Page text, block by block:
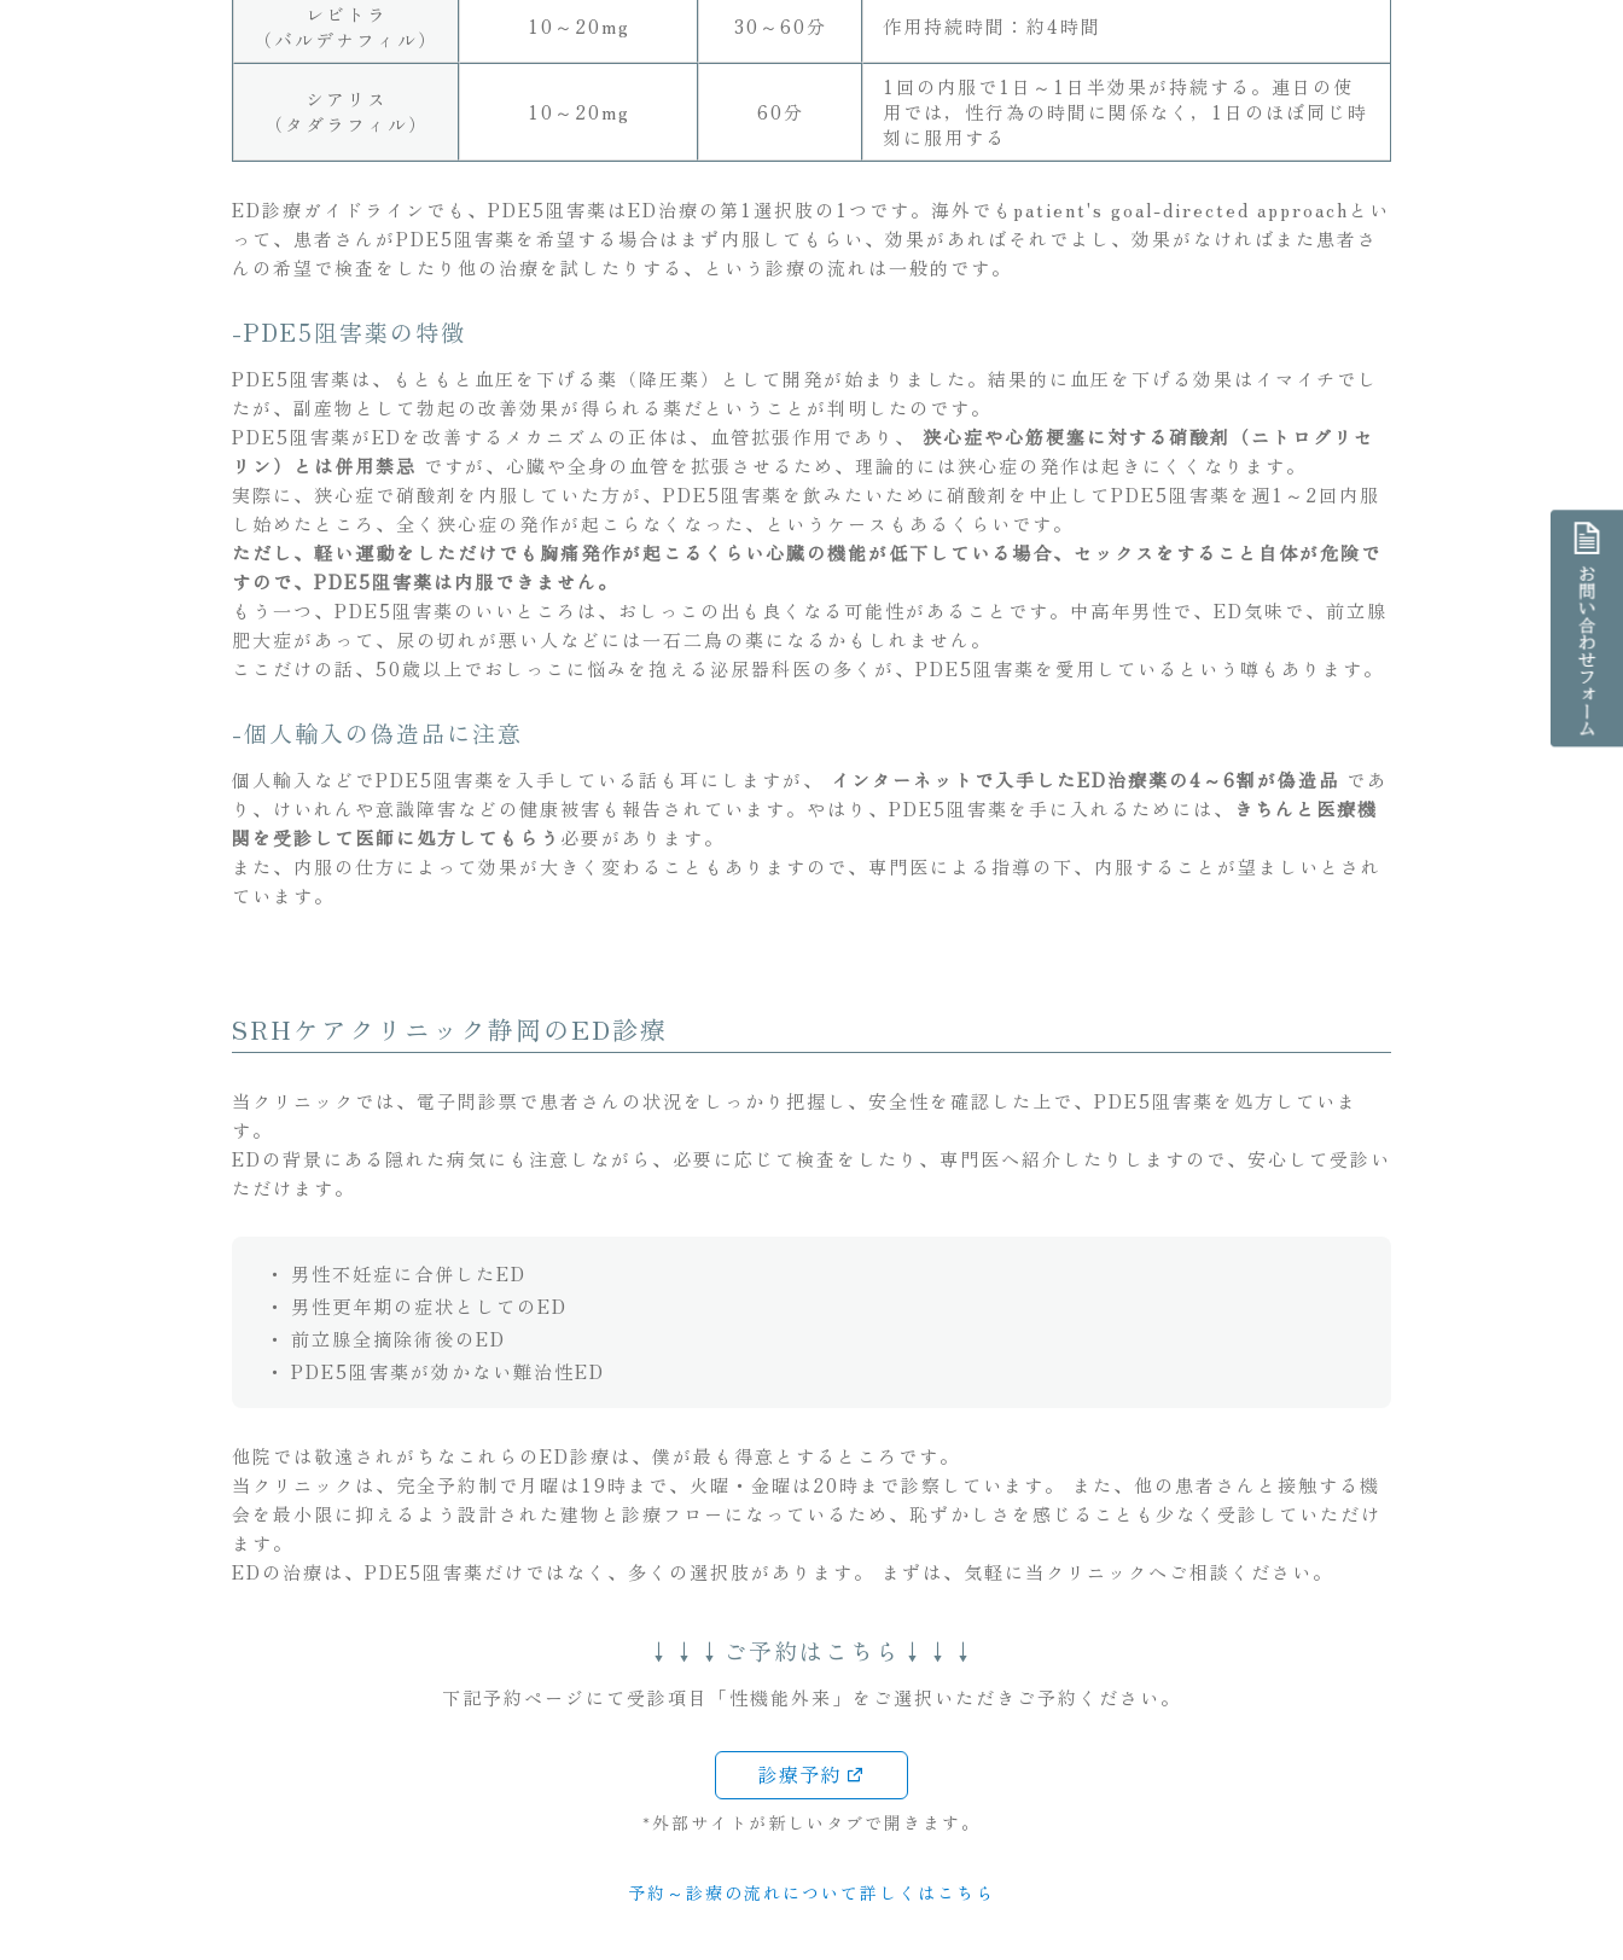
レビトラ
（バルデナフィル）
10～20mg 30～60分 作用持続時間：約4時間
シアリス
（タダラフィル）
10～20mg 60分
1回の内服で1日～1日半効果が持続する。連日の使
用では，性行為の時間に関係なく，1日のほぼ同じ時
刻に服用する
ED診療ガイドラインでも、PDE5阻害薬はED治療の第1選択肢の1つです。海外でもpatient's goal-directed approachとい
って、患者さんがPDE5阻害薬を希望する場合はまず内服してもらい、効果があればそれでよし、効果がなければまた患者さ
んの希望で検査をしたり他の治療を試したりする、という診療の流れは一般的です。
-PDE5阻害薬の特徴
PDE5阻害薬は、もともと血圧を下げる薬（降圧薬）として開発が始まりました。結果的に血圧を下げる効果はイマイチでし
たが、副産物として勃起の改善効果が得られる薬だということが判明したのです。
PDE5阻害薬がEDを改善するメカニズムの正体は、血管拡張作用であり、 狭心症や心筋梗塞に対する硝酸剤（ニトログリセ
リン）とは併用禁忌 ですが、心臓や全身の血管を拡張させるため、理論的には狭心症の発作は起きにくくなります。
実際に、狭心症で硝酸剤を内服していた方が、PDE5阻害薬を飲みたいために硝酸剤を中止してPDE5阻害薬を週1～2回内服
し始めたところ、全く狭心症の発作が起こらなくなった、というケースもあるくらいです。
ただし、軽い運動をしただけでも胸痛発作が起こるくらい心臓の機能が低下している場合、セックスをすること自体が危険で
すので、PDE5阻害薬は内服できません。
もう一つ、PDE5阻害薬のいいところは、おしっこの出も良くなる可能性があることです。中高年男性で、ED気味で、前立腺
肥大症があって、尿の切れが悪い人などには一石二鳥の薬になるかもしれません。
ここだけの話、50歳以上でおしっこに悩みを抱える泌尿器科医の多くが、PDE5阻害薬を愛用しているという噂もあります。
-個人輸入の偽造品に注意
個人輸入などでPDE5阻害薬を入手している話も耳にしますが、 インターネットで入手したED治療薬の4～6割が偽造品 であ
り、けいれんや意識障害などの健康被害も報告されています。やはり、PDE5阻害薬を手に入れるためには、
きちんと医療機
関を受診して医師に処方してもらう 必要があります。
また、内服の仕方によって効果が大きく変わることもありますので、専門医による指導の下、内服することが望ましいとされ
ています。
SRHケアクリニック静岡のED診療
当クリニックでは、電子問診票で患者さんの状況をしっかり把握し、安全性を確認した上で、PDE5阻害薬を処方していま
す。
EDの背景にある隠れた病気にも注意しながら、必要に応じて検査をしたり、専門医へ紹介したりしますので、安心して受診い
ただけます。
男性不妊症に合併したED
男性更年期の症状としてのED
前立腺全摘除術後のED
PDE5阻害薬が効かない難治性ED
他院では敬遠されがちなこれらのED診療は、僕が最も得意とするところです。
当クリニックは、完全予約制で月曜は19時まで、火曜・金曜は20時まで診察しています。 また、他の患者さんと接触する機
会を最小限に抑えるよう設計された建物と診療フローになっているため、恥ずかしさを感じることも少なく受診していただけ
ます。
EDの治療は、PDE5阻害薬だけではなく、多くの選択肢があります。 まずは、気軽に当クリニックへご相談ください。
↓↓↓ご予約はこちら↓↓↓
下記予約ページにて受診項目「性機能外来」をご選択いただきご予約ください。
診療予約
*外部サイトが新しいタブで開きます。
予約～診療の流れについて詳しくはこちら